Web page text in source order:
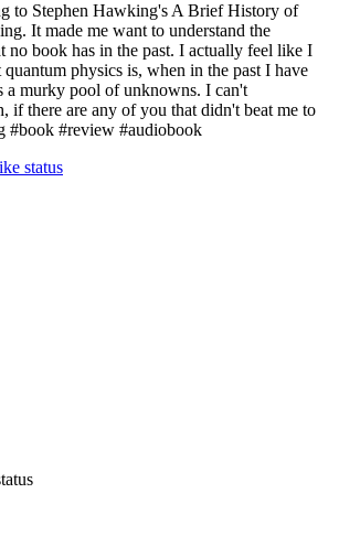
to Stephen Hawking's A Brief History of
It made me want to understand the
no book has in the past. I actually feel like I
quantum physics is, when in the past I have
a murky pool of unknowns. I can't
if there are any of you that didn't beat me to
#book #review #audiobook
status